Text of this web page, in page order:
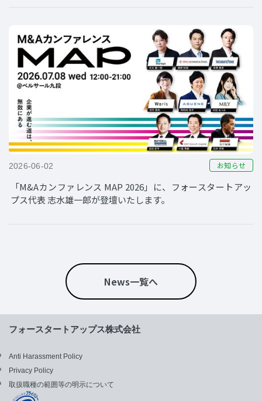
2026-06-02 お知らせ
「M&Aカンファレンス MAP 2026」に、フォースタートアッ
プス代表 志水雄一郎が登壇いたします。
News一覧へ
フォースタートアップス株式会社
Anti Harassment Policy
Privacy Policy
取扱職種の範囲等の明示について